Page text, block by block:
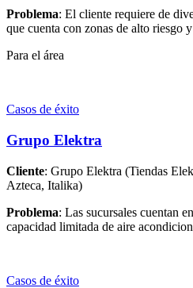
Problema: El cliente requiere de
que cuenta con zonas de alto riesgo
Para el área
Casos de éxito
Grupo Elektra
Cliente: Grupo Elektra (Tiendas
Azteca, Italika)
Problema: Las sucursales cuentan
capacidad limitada de aire
Casos de éxito